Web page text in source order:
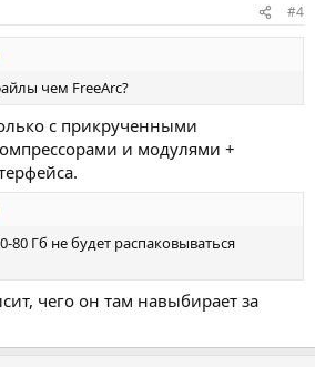
#4
чем FreeArc?
с прикрученными
и модулями +
80 Гб не будет распаковываться
чего он там навыбирает за